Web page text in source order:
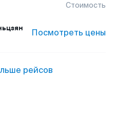
Стоимость
Посмотреть цены
рейсов